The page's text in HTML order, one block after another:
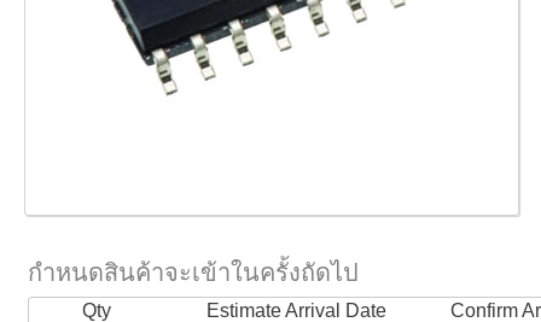
กำหนดสินค้าจะเข้าในครั้งถัดไป
Qty Estimate Arrival Date
Confirm